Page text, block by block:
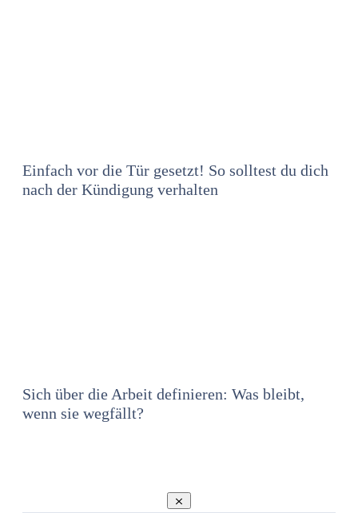
Einfach vor die Tür gesetzt! So solltest du dich
nach der Kündigung verhalten
Sich über die Arbeit definieren: Was bleibt,
wenn sie wegfällt?